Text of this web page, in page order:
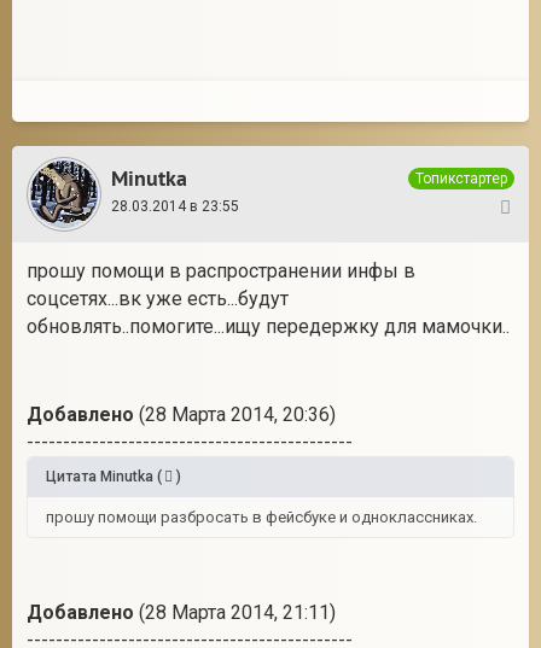
Minutka
Топикстартер
28.03.2014 в 23:55
прошу помощи в распространении инфы в
соцсетях...вк уже есть...будут
обновлять..помогите...ищу передержку для мамочки..
Добавлено (28 Марта 2014, 20:36)
---------------------------------------------
Цитата Minutka ( )
прошу помощи разбросать в фейсбуке и одноклассниках.
Добавлено (28 Марта 2014, 21:11)
---------------------------------------------